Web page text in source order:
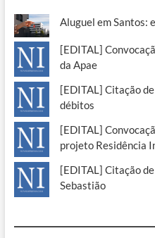
Aluguel em Santos:
[EDITAL]
da Apae
[EDITAL] Citação
débitos
[EDITAL]
projeto Residência
[EDITAL] Citação
Sebastião